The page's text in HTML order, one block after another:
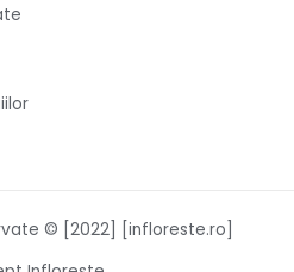
© [2022] [infloreste.ro]